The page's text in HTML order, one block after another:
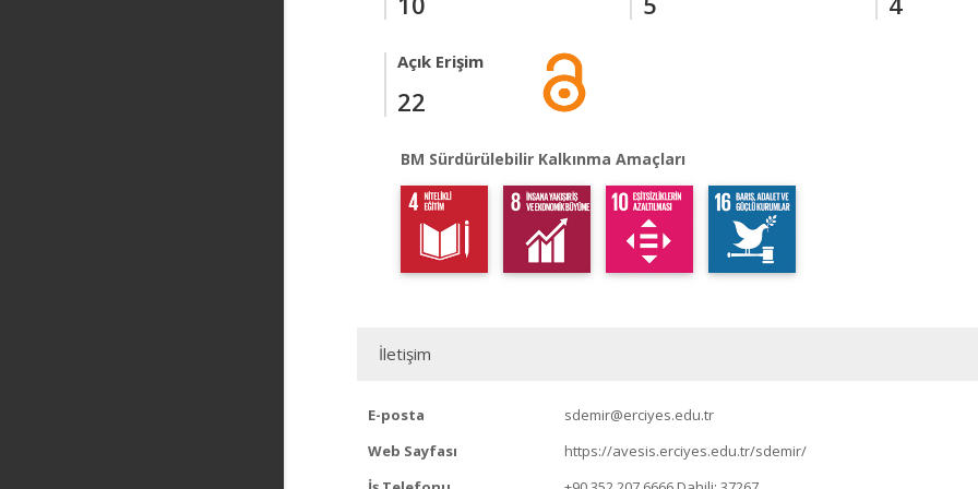
Açık Erişim
22
BM Sürdürülebilir Kalkınma Amaçları
İletişim
E-posta
sdemir@erciyes.edu.tr
Web Sayfası
https://avesis.erciyes.edu.tr/sdemir/